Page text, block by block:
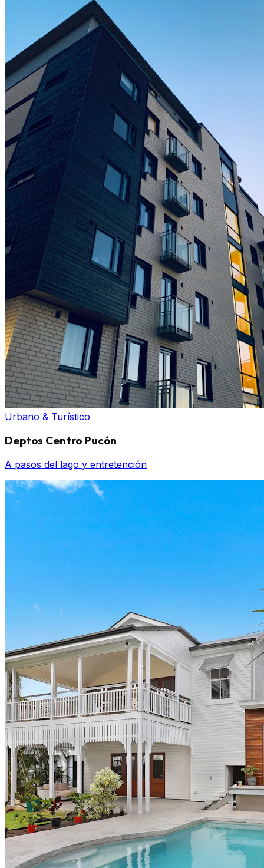
Urbano & Turístico
Deptos Centro Pucón
A pasos del lago y entretención